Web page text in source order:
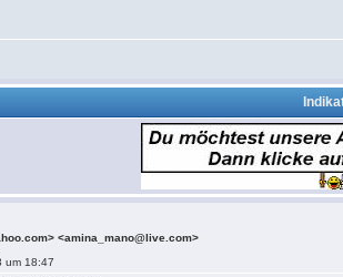
<amina_mano@live.com>
um 18:47